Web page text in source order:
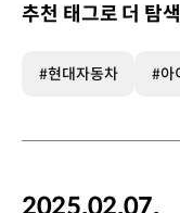
추천 태그로 더 탐
#현대자동차 #아
2025.02.07.